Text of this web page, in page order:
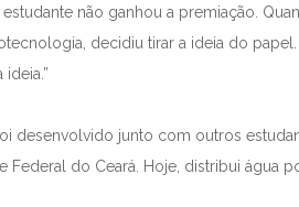
estudante não ganhou a premiação.
decidiu tirar a ideia do
desenvolvido junto com outros
Federal do Ceará. Hoje, distribui água